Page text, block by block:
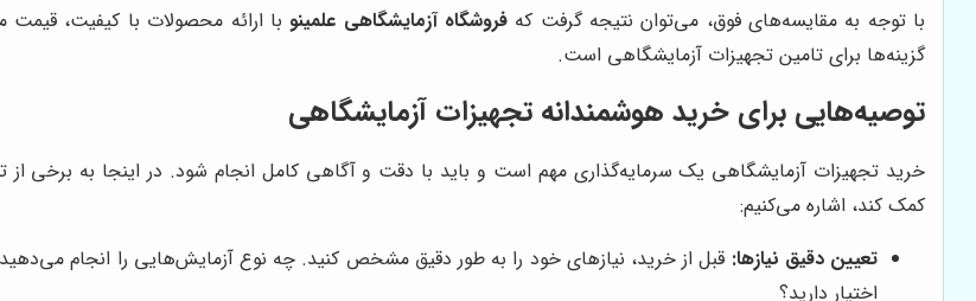
با توجه به مقایسه‌های فوق، می‌توان نتیجه گرفت کهفروشگاه آزمایشگاهی علمینوبا ارائه محصولات با کیفیت،
گزینه‌ها برای تامین تجهیزات آزمایشگاهی است.
توصیه‌هایی برای خرید هوشمندانه تجهیزات آزمایشگاهی
خرید تجهیزات آزمایشگاهی یک سرمایه‌گذاری مهم است و باید با دقت و آگاهی کامل انجام شود. در اینجا به برخی
کمک کند، اشاره می‌کنیم:
تعیین دقیق نیازها: قبل از خرید، نیازهای خود را به طور دقیق مشخص کنید. چه نوع آزمایش‌هایی را انجام
اختیار دارید؟